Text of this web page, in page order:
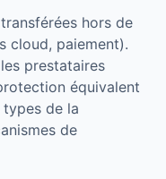
hors de
cloud, paiement).
prestataires
équivalent
types de la
de